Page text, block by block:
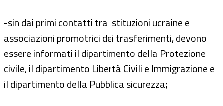
-sin dai primi contatti tra Istituzioni ucraine e
associazioni promotrici dei trasferimenti, devono
essere informati il dipartimento della Protezione
civile, il dipartimento Libertà Civili e Immigrazione e
il dipartimento della Pubblica sicurezza;